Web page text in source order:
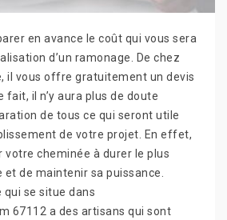
en avance le coût qui vous sera
d’un ramonage. De chez
il vous offre gratuitement un devis
fait, il n’y aura plus de doute
de tous ce qui seront utile
de votre projet. En effet,
votre cheminée à durer le plus
et de maintenir sa puissance.
se situe dans
67112 a des artisans qui sont